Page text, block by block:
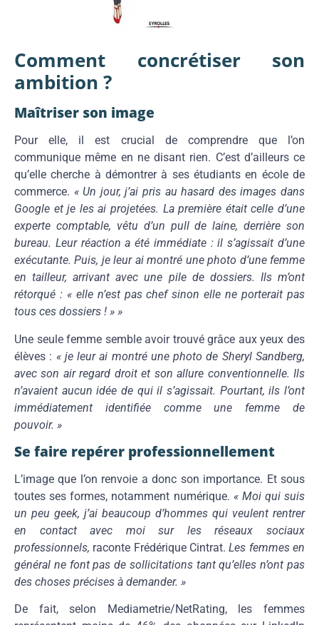
Comment concrétiser son
ambition ?
Maîtriser son image
Pour elle, il est crucial de comprendre que l’on
communique même en ne disant rien. C’est d’ailleurs ce
qu’elle cherche à démontrer à ses étudiants en école de
commerce. « Un jour, j’ai pris au hasard des images dans
Google et je les ai projetées. La première était celle d’une
experte comptable, vêtu d’un pull de laine, derrière son
bureau. Leur réaction a été immédiate : il s’agissait d’une
exécutante. Puis, je leur ai montré une photo d’une femme
en tailleur, arrivant avec une pile de dossiers. Ils m’ont
rétorqué : « elle n’est pas chef sinon elle ne porterait pas
tous ces dossiers ! » »
Une seule femme semble avoir trouvé grâce aux yeux des
élèves : « je leur ai montré une photo de Sheryl Sandberg,
avec son air regard droit et son allure conventionnelle. Ils
n’avaient aucun idée de qui il s’agissait. Pourtant, ils l’ont
immédiatement identifiée comme une femme de
pouvoir. »
Se faire repérer professionnellement
L’image que l’on renvoie a donc son importance. Et sous
toutes ses formes, notamment numérique. « Moi qui suis
un peu geek, j’ai beaucoup d’hommes qui veulent rentrer
en contact avec moi sur les réseaux sociaux
professionnels, raconte Frédérique Cintrat.Les femmes en
général ne font pas de sollicitations tant qu’elles n’ont pas
des choses précises à demander. »
De fait, selon Mediametrie/NetRating, les femmes